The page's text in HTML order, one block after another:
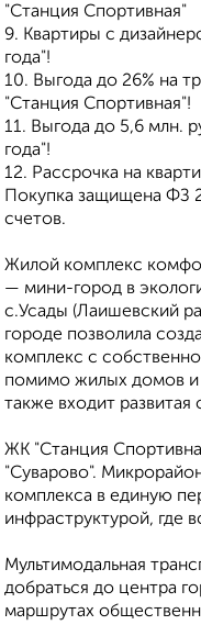
"Станция Спортивная"
9. Квартиры с
года"!
10. Выгода до 26% на
"Станция Спортивная"!
11. Выгода до 5,6 млн.
года"!
12. Рассрочка на
Покупка защищена ФЗ
счетов.
Жилой комплекс
— мини-город в
с.Усады (Лаишевский
городе позволила
комплекс с
помимо жилых домов и
также входит развитая
ЖК "Станция
"Суварово".
комплекса в единую
инфраструктурой, где
Мультимодальная
добраться до центра
маршрутах